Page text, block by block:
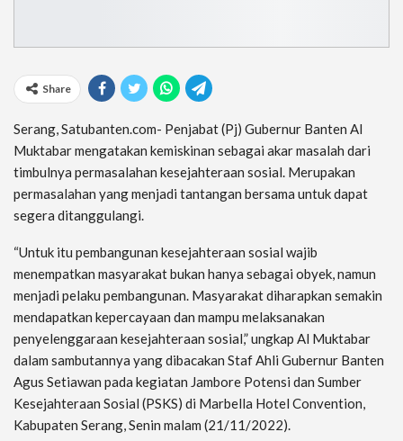
Share
Serang, Satubanten.com- Penjabat (Pj) Gubernur Banten Al
Muktabar mengatakan kemiskinan sebagai akar masalah dari
timbulnya permasalahan kesejahteraan sosial. Merupakan
permasalahan yang menjadi tantangan bersama untuk dapat
segera ditanggulangi.
“Untuk itu pembangunan kesejahteraan sosial wajib
menempatkan masyarakat bukan hanya sebagai obyek, namun
menjadi pelaku pembangunan. Masyarakat diharapkan semakin
mendapatkan kepercayaan dan mampu melaksanakan
penyelenggaraan kesejahteraan sosial,” ungkap Al Muktabar
dalam sambutannya yang dibacakan Staf Ahli Gubernur Banten
Agus Setiawan pada kegiatan Jambore Potensi dan Sumber
Kesejahteraan Sosial (PSKS) di Marbella Hotel Convention,
Kabupaten Serang, Senin malam (21/11/2022).